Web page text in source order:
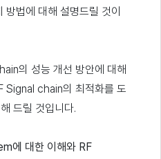
법에 대해 설명드릴 것이
의 성능 개선 방안에 대해
Signal chain의 최적화를 도
드릴 것입니다.
에 대한 이해와 RF